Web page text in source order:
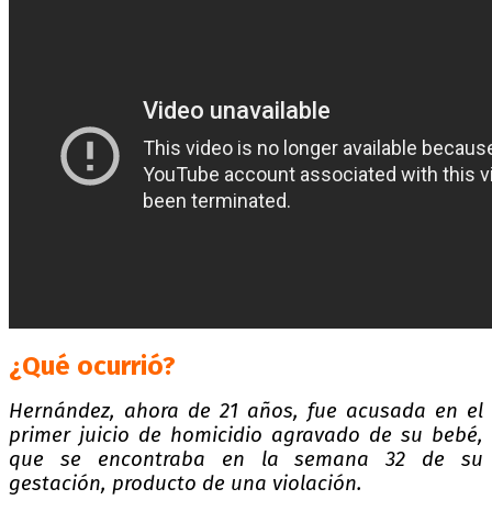
¿Qué ocurrió?
Hernández, ahora de 21 años, fue acusada en el
primer juicio de homicidio agravado de su bebé,
que se encontraba en la semana 32 de su
gestación, producto de una violación.